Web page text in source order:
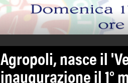
Agropoli, nasce il
inaugurazione il 1°